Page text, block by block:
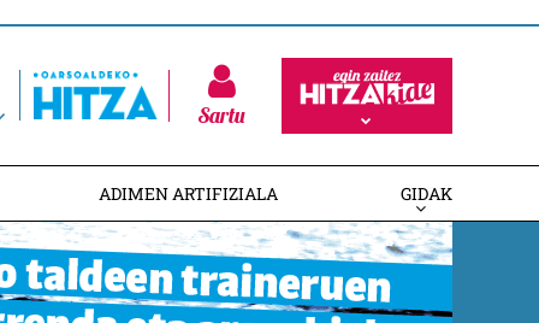
Sartu
ADIMEN ARTIFIZIALA GIDAK